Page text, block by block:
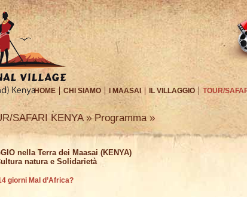
HOME CHI SIAMO I MAASAI IL VILLAGGIO TOUR/
SAFARI KENYA » Programma »
nella Terra dei Maasai (KENYA)
natura e Solidarietà
giorni Mal d’Africa?